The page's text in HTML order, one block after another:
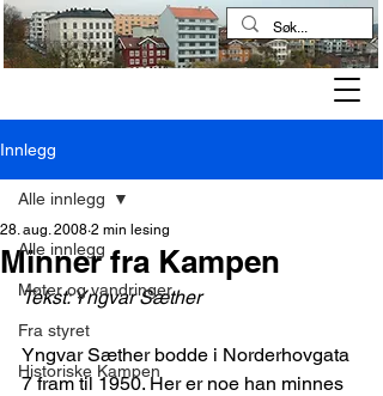
Innlegg
Alle innlegg
Møter og vandringer
Fra styret
Historiske Kampen
Alle innlegg
Minner fra Kampen
28. aug. 2008 2 min lesing
Tekst: Yngvar Sæther
Yngvar Sæther bodde i Norderhovgata
7 fram til 1950. Her er noe han minnes